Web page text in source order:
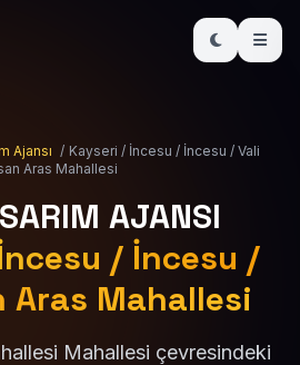
Ajansı / Kayseri / İncesu / İncesu / Vali
Aras Mahallesi
AJANSI
/ İncesu /
Aras Mahallesi
Mahallesi çevresindeki